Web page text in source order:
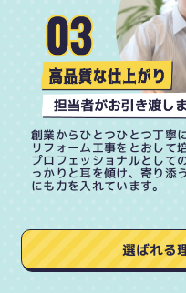
創業からひとつひとつ丁寧
リフォーム工事をとおして
プロフェッショナルとして
っかりと耳を傾け、寄り添
にも力を入れています。
選ばれる